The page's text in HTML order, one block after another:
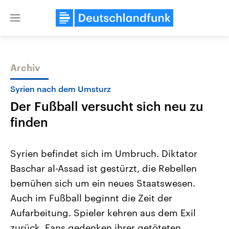
Close
Themen
Landtagswahl Sachsen-Anhalt
2026
Alle Informationen
Sachsen-Anhalt wählt am 6.
September 2026 einen neuen
Landtag. Seit 2021 wird das
Bundesland von einer Koalition aus
USA
Aktuelle Beiträge,
Hintergründe
Wirtschaftlich und
gehören die Vereinigten
den mächtigsten Ländern
mit großem Einfluss auf
Archiv
Syrien nach dem Umsturz
Der Fußball versucht sich neu zu
finden
Syrien befindet sich im Umbruch. Diktator
Baschar al-Assad ist gestürzt, die Rebellen
bemühen sich um ein neues Staatswesen.
Auch im Fußball beginnt die Zeit der
Aufarbeitung. Spieler kehren aus dem Exil